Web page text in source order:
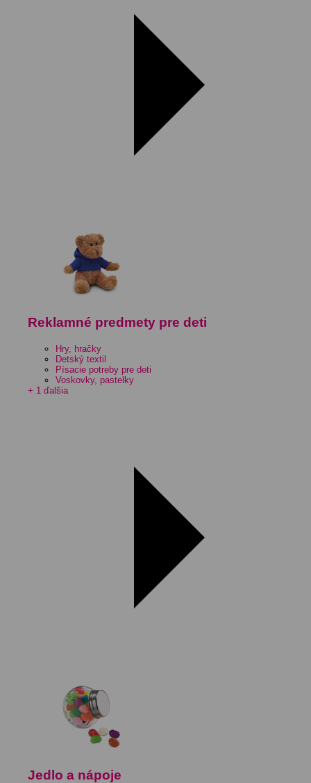
Reklamné predmety pre deti
Hry, hračky
Detský textil
Písacie potreby pre deti
Voskovky, pastelky
+ 1 ďalšia
Jedlo a nápoje